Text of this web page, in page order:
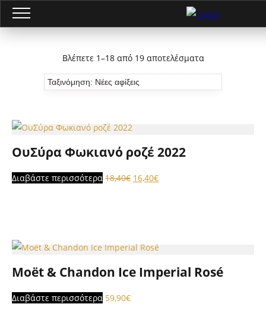
Βλέπετε 1–18 από 19 αποτελέσματα
ΟυΣύρα Φωκιανό ροζέ 2022
Διαβάστε περισσότερα 18,40€ Original
16,40€Η
Moët & Chandon Ice Imperial Rosé
Διαβάστε περισσότερα 59,90€